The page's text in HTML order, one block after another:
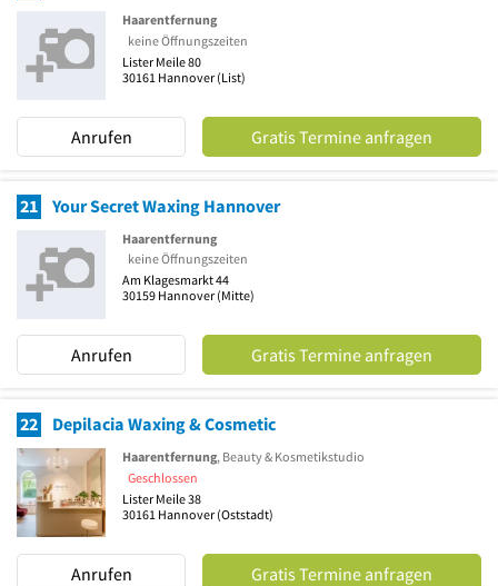
Haarentfernung
keine Öffnungszeiten
Lister Meile 80
30161 Hannover(List)
Anrufen Gratis Termine anfragen
21 Your Secret Waxing Hannover
Haarentfernung
keine Öffnungszeiten
Am Klagesmarkt 44
30159 Hannover(Mitte)
Anrufen Gratis Termine anfragen
22 Depilacia Waxing & Cosmetic
Haarentfernung, Beauty & Kosmetikstudio
Geschlossen
Lister Meile 38
30161 Hannover(Oststadt)
Anrufen Gratis Termine anfragen